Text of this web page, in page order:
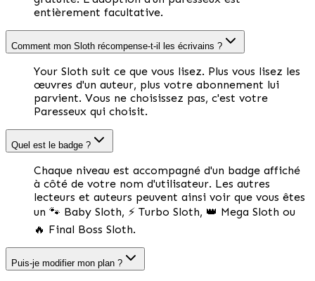
entièrement facultative.
Comment mon Sloth récompense-t-il les écrivains ?
Your Sloth suit ce que vous lisez. Plus vous lisez les
œuvres d'un auteur, plus votre abonnement lui
parvient. Vous ne choisissez pas, c'est votre
Paresseux qui choisit.
Quel est le badge ?
Chaque niveau est accompagné d'un badge affiché
à côté de votre nom d'utilisateur. Les autres
lecteurs et auteurs peuvent ainsi voir que vous êtes
un 🐾 Baby Sloth, ⚡ Turbo Sloth, 👑 Mega Sloth ou
🔥 Final Boss Sloth.
Puis-je modifier mon plan ?